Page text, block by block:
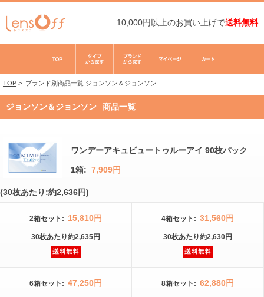
10,000円以上のお買い上げで送料無料
TOP > ブランド別商品一覧 ジョンソン＆ジョンソン
ジョンソン＆ジョンソン 商品一覧
ワンデーアキュビュートゥルーアイ 90枚パック
1箱: 7,909円
(30枚あたり:約2,636円)
2箱セット : 15,810円
30枚あたり約2,635円
4箱セット : 31,560円
30枚あたり約2,630円
6箱セット : 47,250円 8箱セット : 62,880円